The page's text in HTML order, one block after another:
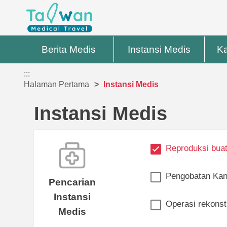
Berita Medis Instansi Medis
:::
Halaman Pertama
Instansi Medis
Instansi Medis
Pencarian
Instansi
Medis
Reproduksi
Pengobatan
Operasi